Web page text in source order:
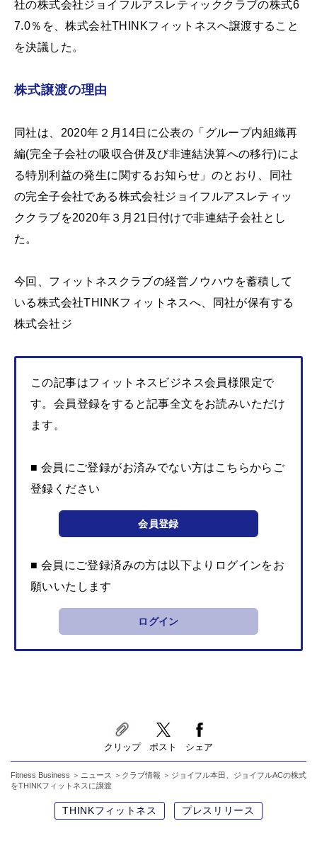
社の株式会社ジョイフルアスレティッククラブの株式6
7.0％を、株式会社THINKフィットネスへ譲渡すること
を決議した。
株式譲渡の理由
同社は、2020年２月14日に公表の「グループ内組織再
編(完全子会社の吸収合併及び非連結決算への移行)によ
る特別利益の発生に関するお知らせ」のとおり、同社
の完全子会社である株式会社ジョイフルアスレティッ
ククラブを2020年３月21日付けで非連結子会社とし
た。
今回、フィットネスクラブの経営ノウハウを蓄積して
いる株式会社THINKフィットネスへ、同社が保有する
株式会社ジ
この記事はフィットネスビジネス会員様限定で
す。会員登録をすると記事全文をお読みいただけ
ます。
■ 会員にご登録がお済みでない方はこちらからご
登録ください
会員登録
■ 会員にご登録済みの方は以下よりログインをお
願いいたします
ログイン
クリップ ポスト シェア
Fitness Business ニュース クラブ情報
ジョイフル本田、ジョイフルACの株式
をTHINKフィットネスに譲渡
THINKフィットネス プレスリリース